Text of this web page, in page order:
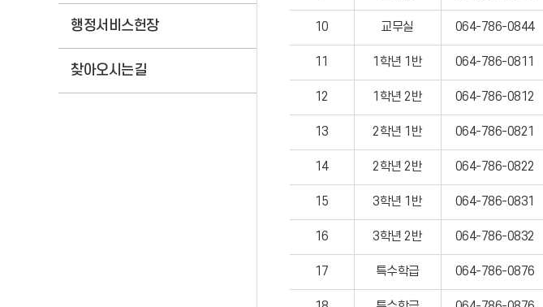
행정서비스헌장
찾아오시는길
10 교무실 064-786-0844
11 1학년 1반 064-786-0811
12 1학년 2반 064-786-0812
13 2학년 1반 064-786-0821
14 2학년 2반 064-786-0822
15 3학년 1반 064-786-0831
16 3학년 2반 064-786-0832
17 특수학급 064-786-0876